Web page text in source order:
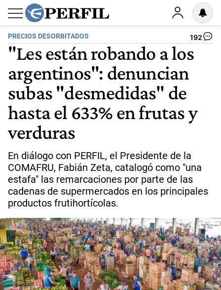
PRECIOS DESORBITADOS 192
"Les están robando a los
argentinos": denuncian
subas "desmedidas" de
hasta el 633% en frutas y
verduras
En diálogo con PERFIL, el Presidente de la
COMAFRU, Fabián Zeta, catalogó como "una
estafa" las remarcaciones por parte de las
cadenas de supermercados en los principales
productos frutihortícolas.